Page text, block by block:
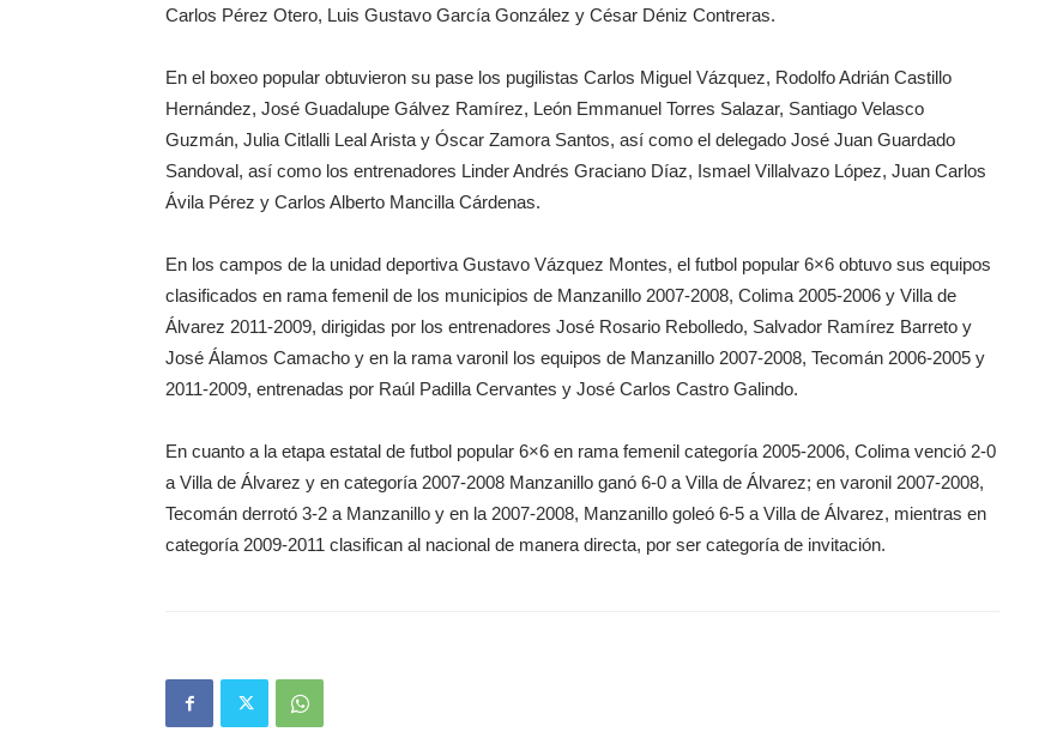
Carlos Pérez Otero, Luis Gustavo García González y César Déniz Contreras.
En el boxeo popular obtuvieron su pase los pugilistas Carlos Miguel Vázquez, Rodolfo Adrián Castillo
Hernández, José Guadalupe Gálvez Ramírez, León Emmanuel Torres Salazar, Santiago Velasco
Guzmán, Julia Citlalli Leal Arista y Óscar Zamora Santos, así como el delegado José Juan Guardado
Sandoval, así como los entrenadores Linder Andrés Graciano Díaz, Ismael Villalvazo López, Juan Carlos
Ávila Pérez y Carlos Alberto Mancilla Cárdenas.
En los campos de la unidad deportiva Gustavo Vázquez Montes, el futbol popular 6×6 obtuvo sus equipos
clasificados en rama femenil de los municipios de Manzanillo 2007-2008, Colima 2005-2006 y Villa de
Álvarez 2011-2009, dirigidas por los entrenadores José Rosario Rebolledo, Salvador Ramírez Barreto y
José Álamos Camacho y en la rama varonil los equipos de Manzanillo 2007-2008, Tecomán 2006-2005 y
2011-2009, entrenadas por Raúl Padilla Cervantes y José Carlos Castro Galindo.
En cuanto a la etapa estatal de futbol popular 6×6 en rama femenil categoría 2005-2006, Colima venció 2-0
a Villa de Álvarez y en categoría 2007-2008 Manzanillo ganó 6-0 a Villa de Álvarez; en varonil 2007-2008,
Tecomán derrotó 3-2 a Manzanillo y en la 2007-2008, Manzanillo goleó 6-5 a Villa de Álvarez, mientras en
categoría 2009-2011 clasifican al nacional de manera directa, por ser categoría de invitación.